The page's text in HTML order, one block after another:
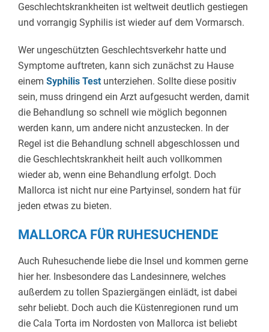
Geschlechtskrankheiten ist weltweit deutlich gestiegen
und vorrangig Syphilis ist wieder auf dem Vormarsch.
Wer ungeschützten Geschlechtsverkehr hatte und
Symptome auftreten, kann sich zunächst zu Hause
einem Syphilis Test unterziehen. Sollte diese positiv
sein, muss dringend ein Arzt aufgesucht werden, damit
die Behandlung so schnell wie möglich begonnen
werden kann, um andere nicht anzustecken. In der
Regel ist die Behandlung schnell abgeschlossen und
die Geschlechtskrankheit heilt auch vollkommen
wieder ab, wenn eine Behandlung erfolgt. Doch
Mallorca ist nicht nur eine Partyinsel, sondern hat für
jeden etwas zu bieten.
MALLORCA FÜR RUHESUCHENDE
Auch Ruhesuchende liebe die Insel und kommen gerne
hier her. Insbesondere das Landesinnere, welches
außerdem zu tollen Spaziergängen einlädt, ist dabei
sehr beliebt. Doch auch die Küstenregionen rund um
die Cala Torta im Nordosten von Mallorca ist beliebt